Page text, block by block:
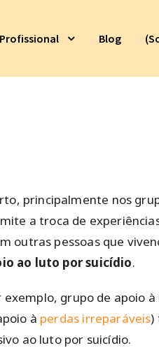
Blog
principalmente nos
a troca de
outras pessoas que
ao luto por suicídio.
grupo de apoio
à perdas irreparáveis)
ao luto por suicídio.